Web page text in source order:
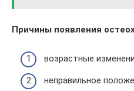
Причины появления
возрастные
неправильное